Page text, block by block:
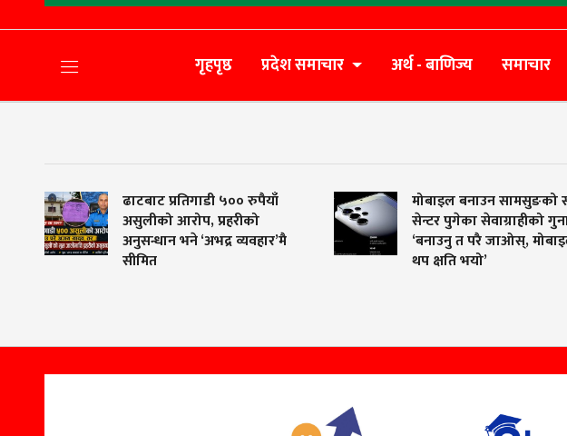
गृहपृष्ठ प्रदेश समाचार अर्थ - बाणिज्य समाचार
ढाटबाट प्रतिगाडी ५०० रुपैयाँ
असुलीको आरोप, प्रहरीको
अनुसन्धान भने ‘अभद्र व्यवहार’मै
सीमित
मोबाइल बनाउन सामसुङको सर्भिस
सेन्टर पुगेका सेवाग्राहीको गुनासो :
‘बनाउनु त परै जाओस्, मोबाइलमा
थप क्षति भयो’